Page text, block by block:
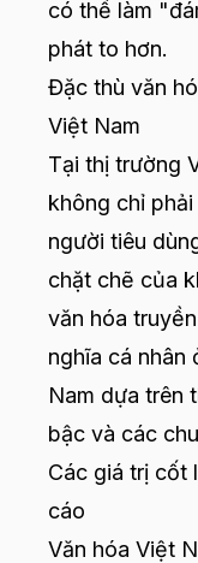
có thể làm
phát to hơn.
Đặc thù văn
Việt Nam
Tại thị trường
không chỉ
người tiêu
chặt chẽ của
văn hóa
nghĩa cá nhân
Nam dựa trên
bậc và các
Các giá trị cốt
cáo
Văn hóa Việt